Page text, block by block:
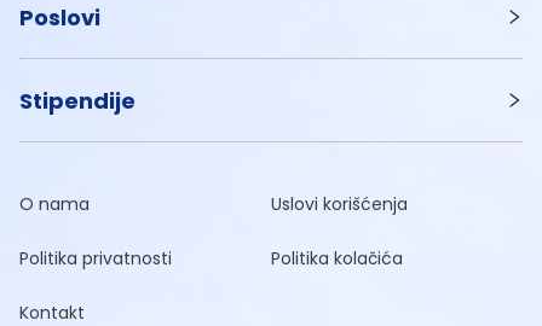
Poslovi
Stipendije
O nama Uslovi korišćenja
Politika privatnosti Politika kolačića
Kontakt